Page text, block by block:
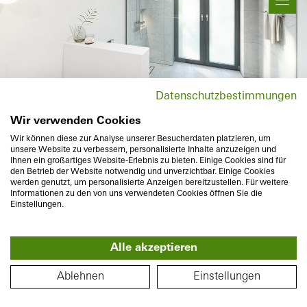
PLANLÖSNING
Rörelse & zoom
Produktinformation
Platsbyte
Datenschutzbestimmungen
Wir verwenden Cookies
Wir können diese zur Analyse unserer Besucherdaten platzieren, um
unsere Website zu verbessern, personalisierte Inhalte anzuzeigen und
Ihnen ein großartiges Website-Erlebnis zu bieten. Einige Cookies sind für
den Betrieb der Website notwendig und unverzichtbar. Einige Cookies
werden genutzt, um personalisierte Anzeigen bereitzustellen. Für weitere
Informationen zu den von uns verwendeten Cookies öffnen Sie die
Einstellungen.
Alle akzeptieren
Ablehnen Einstellungen